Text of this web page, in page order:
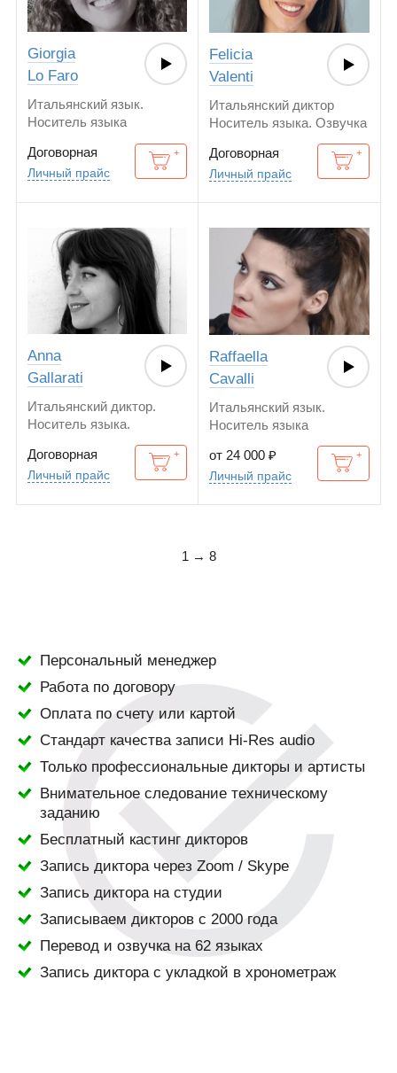
Giorgia
Lo Faro
Итальянский язык.
Носитель языка
Договорная
Личный прайс
Felicia
Valenti
Итальянский диктор
Носитель языка. Озвучка
английских текстов.
Договорная
Личный прайс
Anna
Gallarati
Итальянский диктор.
Носитель языка.
Договорная
Личный прайс
Raffaella
Cavalli
Итальянский язык.
Носитель языка
от 24 000 ₽
Личный прайс
1 → 8
Персональный менеджер
Работа по договору
Оплата по счету или картой
Стандарт качества записи Hi-Res audio
Только профессиональные дикторы и артисты
Внимательное следование техническому
заданию
Бесплатный кастинг дикторов
Запись диктора через Zoom / Skype
Запись диктора на студии
Записываем дикторов с 2000 года
Перевод и озвучка на 62 языках
Запись диктора с укладкой в хронометраж